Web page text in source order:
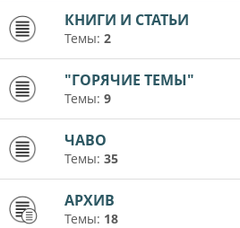
КНИГИ И СТАТЬИ
Темы: 2
"ГОРЯЧИЕ ТЕМЫ"
Темы: 9
ЧАВО
Темы: 35
АРХИВ
Темы: 18